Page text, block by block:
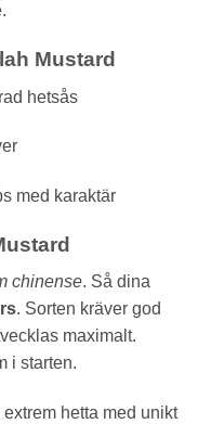
Mustard
hetsås
med karaktär
chinense. Så dina
. Sorten kräver god
maximalt.
i starten.
hetta med unikt